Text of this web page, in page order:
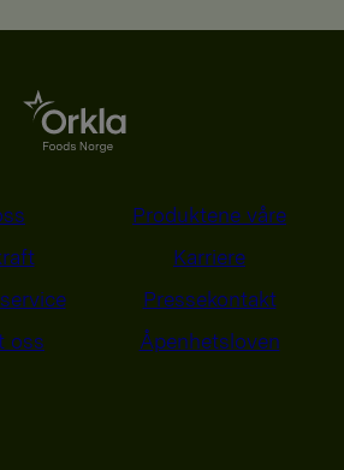
Produktene våre
Karriere
Pressekontakt
oss
Åpenhetsloven